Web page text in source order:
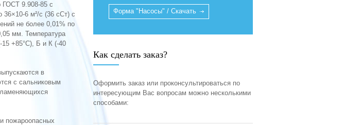
ГОСТ 9.908-85 с
36×10-6 м²/с (36 сСт) с
не более 0,01% по
мм. Температура
+85°С), Б и К (-40
в
с сальниковым
пожароопасных
Форма "Насосы" / Скачать
Как сделать заказ?
Оформить заказ или проконсультироваться по
интересующим Вас вопросам можно несколькими
способами: